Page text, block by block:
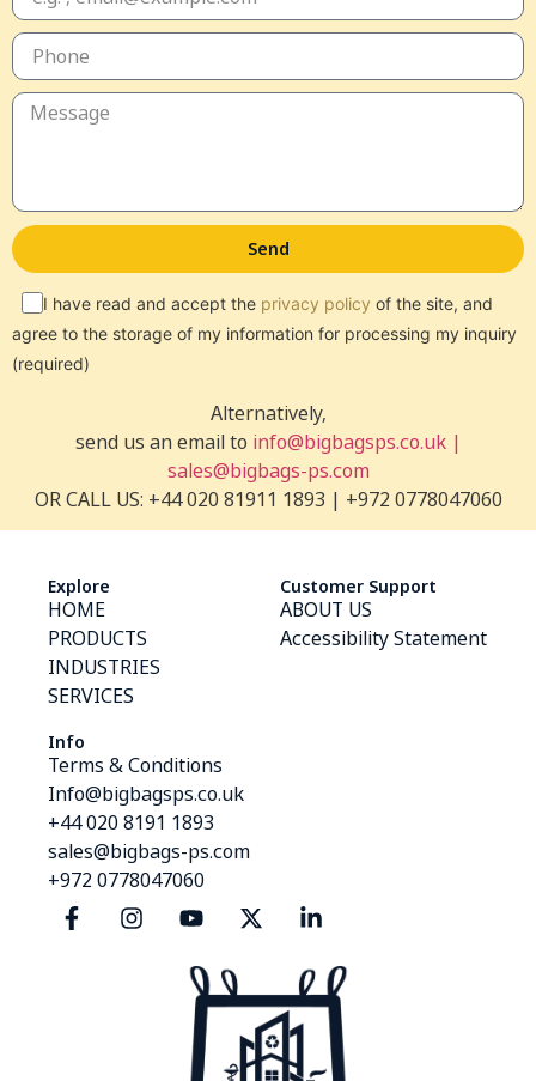
Send
I have read and accept the privacy policy of the site, and
agree to the storage of my information for processing my inquiry
(required)
Alternatively,
send us an email to info@bigbagsps.co.uk |
sales@bigbags-ps.com
OR CALL US: +44 020 81911 1893 | +972 0778047060
Explore
HOME
PRODUCTS
INDUSTRIES
SERVICES
Customer Support
ABOUT US
Accessibility Statement
Info
Terms & Conditions
Info@bigbagsps.co.uk
+44 020 8191 1893
sales@bigbags-ps.com
+972 0778047060